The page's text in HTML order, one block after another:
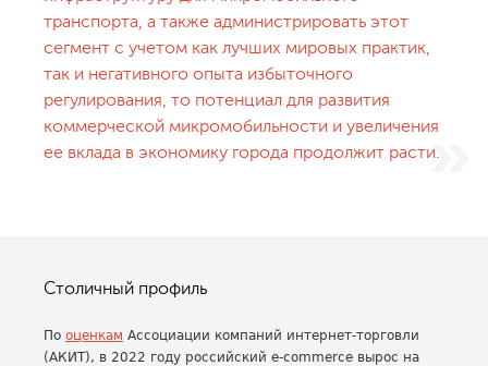
транспорта, а также администрировать этот
сегмент с учетом как лучших мировых практик,
так и негативного опыта избыточного
регулирования, то потенциал для развития
коммерческой микромобильности и увеличения
ее вклада в экономику города продолжит расти.
Столичный профиль
По оценкам Ассоциации компаний интернет-торговли
(АКИТ), в 2022 году российский e-commerce вырос на